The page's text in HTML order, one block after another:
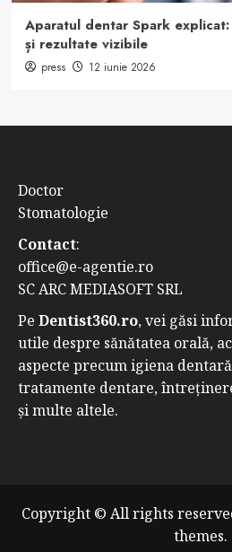
Aparatul dentar Spark
și rezultate vizibile
press 12 iunie 2026
Doctor
Stomatologie
Contact:
office@e-agentie.ro
SC ARC MEDIASOFT SRL
Pe Dentist360.ro, vei găsi
utile despre sănătatea orală,
aspecte precum igiena
tratamente dentare,
și multe altele.
Copyright © All rights
themes.